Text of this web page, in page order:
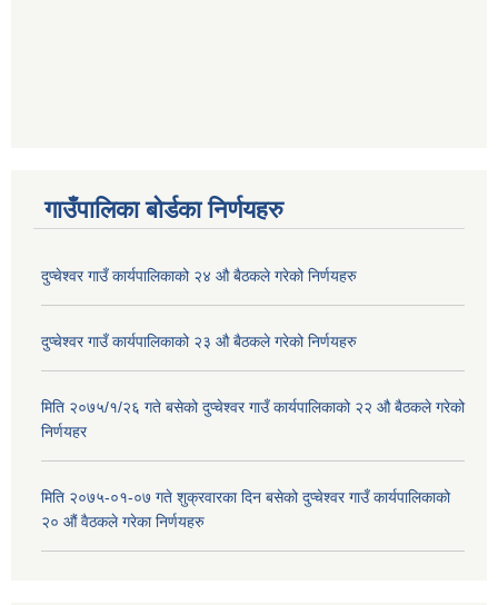
गाउँपालिका बोर्डका निर्णयहरु
दुप्चेश्वर गाउँ कार्यपालिकाको २४ औ बैठकले गरेको निर्णयहरु
दुप्चेश्वर गाउँ कार्यपालिकाको २३ औ बैठकले गरेको निर्णयहरु
मिति २०७५/१/२६ गते बसेको दुप्चेश्वर गाउँ कार्यपालिकाको २२ औ बैठकले गरेको
निर्णयहर
मिति २०७५-०१-०७ गते शुक्रवारका दिन बसेको दुप्चेश्वर गाउँ कार्यपालिकाको
२० औं वैठकले गरेका निर्णयहरु